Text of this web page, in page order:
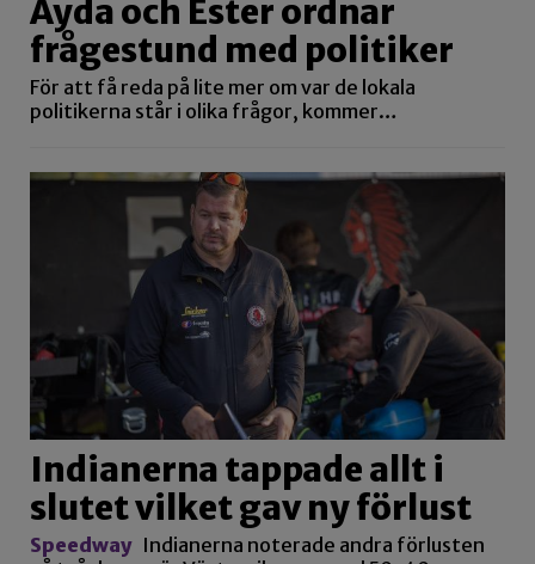
Ayda och Ester ordnar
frågestund med politiker
För att få reda på lite mer om var de lokala
politikerna står i olika frågor, kommer…
Indianerna tappade allt i
slutet vilket gav ny förlust
Speedway Indianerna noterade andra förlusten